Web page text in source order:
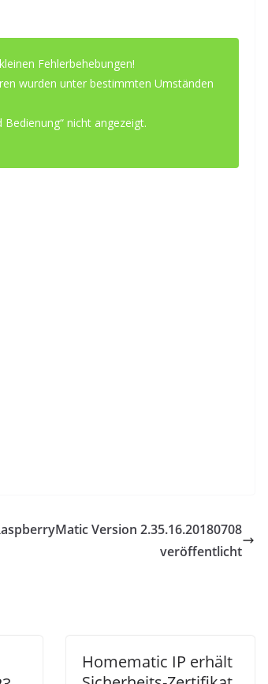
Fehlerbehebungen!
wurden unter bestimmten Umständen
nicht angezeigt.
Version 2.35.16.20180708
veröffentlicht
Homematic IP erhält